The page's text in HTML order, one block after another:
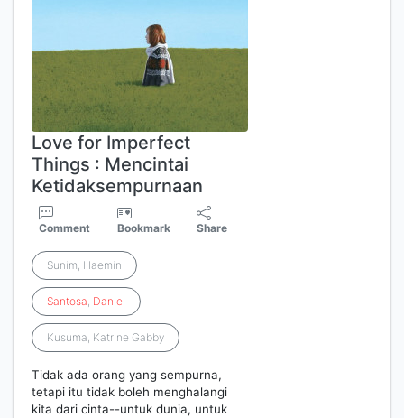
Love for Imperfect
Things : Mencintai
Ketidaksempurnaan
Comment Bookmark Share
Sunim, Haemin
Santosa, Daniel
Kusuma, Katrine Gabby
Tidak ada orang yang sempurna,
tetapi itu tidak boleh menghalangi
kita dari cinta--untuk dunia, untuk